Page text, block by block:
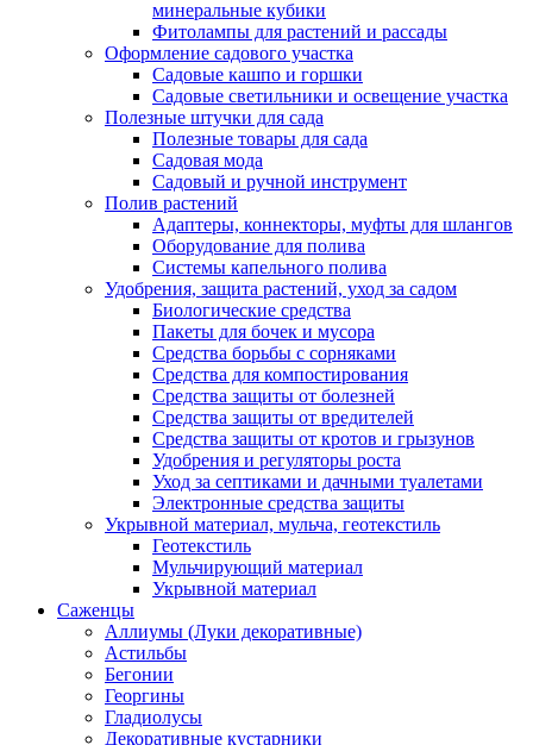
минеральные кубики
Фитолампы для растений и рассады
Оформление садового участка
Садовые кашпо и горшки
Садовые светильники и освещение участка
Полезные штучки для сада
Полезные товары для сада
Садовая мода
Садовый и ручной инструмент
Полив растений
Адаптеры, коннекторы, муфты для шлангов
Оборудование для полива
Системы капельного полива
Удобрения, защита растений, уход за садом
Биологические средства
Пакеты для бочек и мусора
Средства борьбы с сорняками
Средства для компостирования
Средства защиты от болезней
Средства защиты от вредителей
Средства защиты от кротов и грызунов
Удобрения и регуляторы роста
Уход за септиками и дачными туалетами
Электронные средства защиты
Укрывной материал, мульча, геотекстиль
Геотекстиль
Мульчирующий материал
Укрывной материал
Саженцы
Аллиумы (Луки декоративные)
Астильбы
Бегонии
Георгины
Гладиолусы
Декоративные кустарники